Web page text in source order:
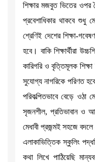
শিক্ষার মজবুত ভিতের ওপর
প্রবেশাধিকার থাকবে শুধু
শ্রেণিই দেশের শিক্ষা-
হবে। বাকি শিক্ষার্থীরা
কারিগরি ও বৃত্তিমূলক
সুযোগ্য নাগরিকে পরিণত
পরিকল্পিতভাবে বেড়ে ওঠা
সৃজনশীল, প্রতিভাবান ও
মেধাবী প্রজন্মই সহজে
এলাকাভিত্তিক স্কুলিং
কথা লিখে পাঠিয়েছি